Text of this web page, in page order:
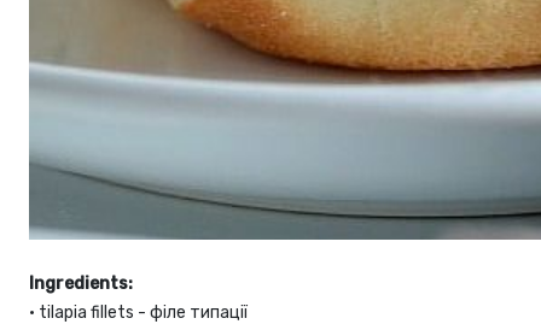
Ingredients:
• tilapia fillets - філе типації